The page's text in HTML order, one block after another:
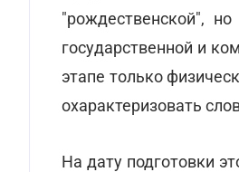
"рождественской",
государственной и
этапе только
охарактеризовать
На дату подготовки